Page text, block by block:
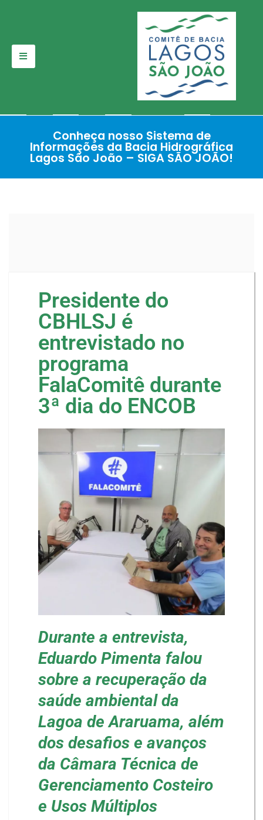
para
Conheça nosso Sistema de
Informações da Bacia Hidrográfica
Lagos São João – SIGA SÃO JOÃO!
Presidente do
CBHLSJ é
entrevistado no
programa
FalaComitê durante
3ª dia do ENCOB
Durante a entrevista,
Eduardo Pimenta falou
sobre a recuperação da
saúde ambiental da
Lagoa de Araruama, além
dos desafios e avanços
da Câmara Técnica de
Gerenciamento Costeiro
e Usos Múltiplos